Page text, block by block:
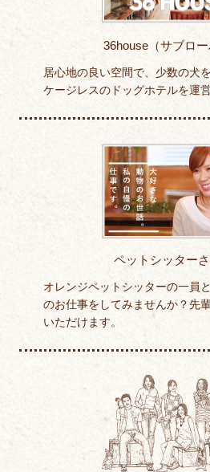
36house（サブロー
居心地の良い空間で、少数の犬
ケージレスのドッグホテルを運営
ペットシッター
オレンジペットシッターの一員
のお仕事をしてみませんか？先
いただけます。